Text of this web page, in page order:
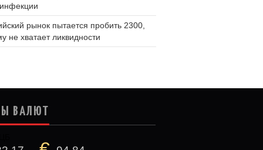
рынок пытается пробить 2300,
не хватает ликвидности
ВАЛЮТ